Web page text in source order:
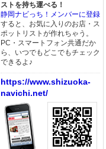
ストを持ち運べる！
静岡ナビっち！メンバーに登録
すると、お気に入りのお店・ス
ポットリストが作れちゃう。
PC・スマートフォン共通だか
ら、いつでもどこでもチェック
できるよ♪
https://www.shizuoka-
navichi.net/